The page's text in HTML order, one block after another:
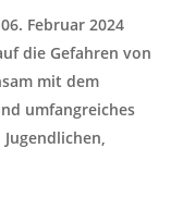
Februar 2024
die Gefahren von
mit dem
umfangreiches